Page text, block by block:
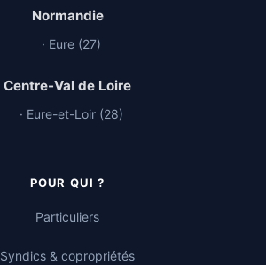
Normandie
· Eure (27)
Centre-Val de Loire
· Eure-et-Loir (28)
POUR QUI ?
Particuliers
Syndics & copropriétés